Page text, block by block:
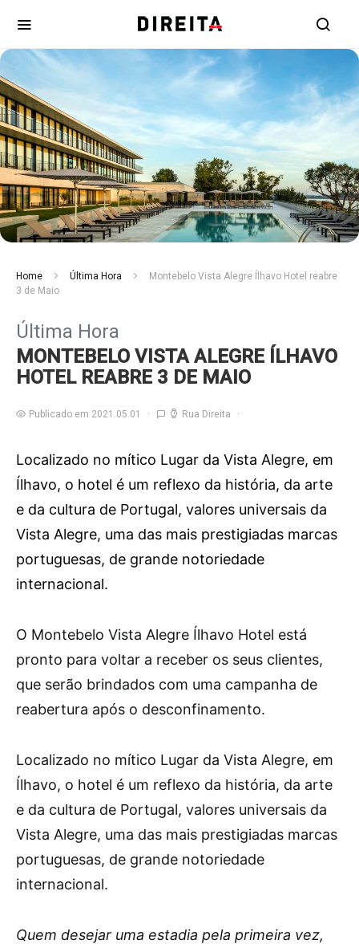
Home Última Hora
Montebelo Vista Alegre Ílhavo Hotel reabre
3 de Maio
Última Hora
MONTEBELO VISTA ALEGRE ÍLHAVO
HOTEL REABRE 3 DE MAIO
Publicado em 2021.05.01 Rua Direita
Localizado no mítico Lugar da Vista Alegre, em
Ílhavo, o hotel é um reflexo da história, da arte
e da cultura de Portugal, valores universais da
Vista Alegre, uma das mais prestigiadas marcas
portuguesas, de grande notoriedade
internacional.
O Montebelo Vista Alegre Ílhavo Hotel está
pronto para voltar a receber os seus clientes,
que serão brindados com uma campanha de
reabertura após o desconfinamento.
Localizado no mítico Lugar da Vista Alegre, em
Ílhavo, o hotel é um reflexo da história, da arte
e da cultura de Portugal, valores universais da
Vista Alegre, uma das mais prestigiadas marcas
portuguesas, de grande notoriedade
internacional.
Quem desejar uma estadia pela primeira vez,